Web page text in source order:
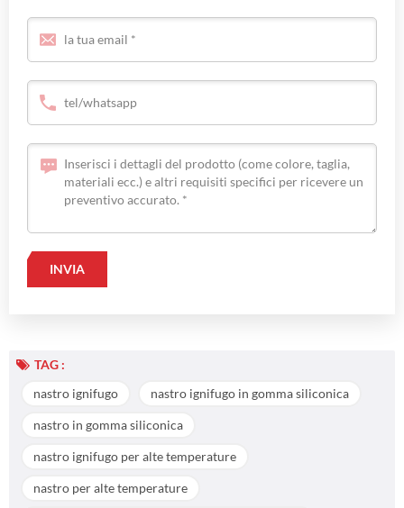
TAG :
nastro ignifugo
nastro ignifugo in gomma siliconica
nastro in gomma siliconica
nastro ignifugo per alte temperature
nastro per alte temperature